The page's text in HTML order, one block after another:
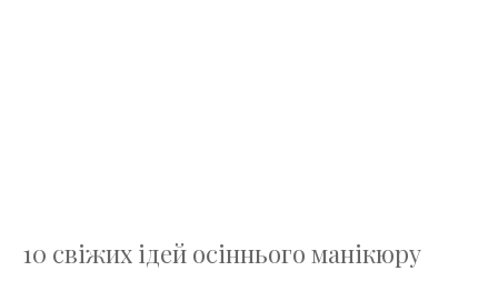
10 свіжих ідей осіннього манікюру